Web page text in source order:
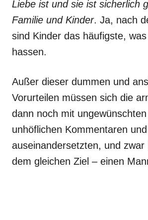
Liebe ist und sie ist sicherlich
Familie und Kinder. Ja, nach
sind Kinder das häufigste,
hassen.
Außer dieser dummen und
Vorurteilen müssen sich die
dann noch mit ungewünschten
unhöflichen Kommentaren
auseinandersetzten, und zwar
dem gleichen Ziel – einen